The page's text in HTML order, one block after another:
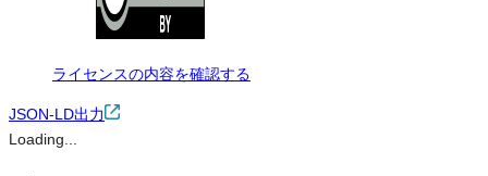
ライセンスの内容を確認する
JSON-LD出力
Loading...